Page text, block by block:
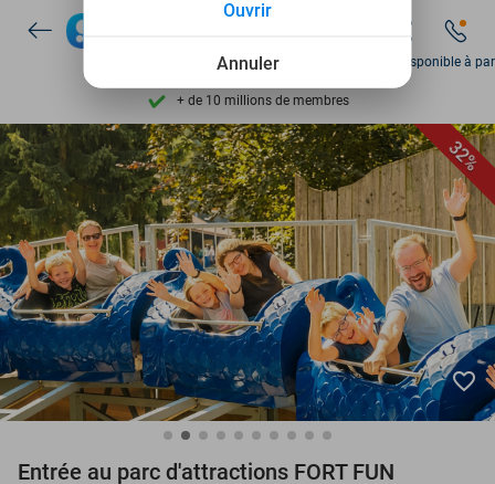
Découvrez + de 15.000 deals
Disponible 7 jours par semaine
+ de 10 millions de membres
9,4 basé sur206 215 avis
Découvrez + de 15.000 deals
Disponible 7 jours par semaine
+ de 10 millions de membres
Dim disponible à
32%
favorite_border
Entrée au parc d'attractions FORT FUN
Annuler
Ouvrir